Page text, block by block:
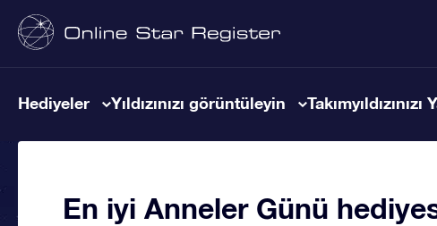
Hediyeler Yıldızınızı görüntüleyin Takımyıldızınızı
En iyi Anneler Günü